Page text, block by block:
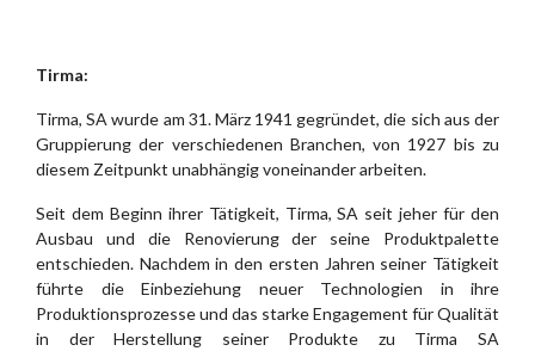
Tirma:
Tirma, SA wurde am 31. März 1941 gegründet, die sich aus der
Gruppierung der verschiedenen Branchen, von 1927 bis zu
diesem Zeitpunkt unabhängig voneinander arbeiten.
Seit dem Beginn ihrer Tätigkeit, Tirma, SA seit jeher für den
Ausbau und die Renovierung der seine Produktpalette
entschieden. Nachdem in den ersten Jahren seiner Tätigkeit
führte die Einbeziehung neuer Technologien in ihre
Produktionsprozesse und das starke Engagement für Qualität
in der Herstellung seiner Produkte zu Tirma SA